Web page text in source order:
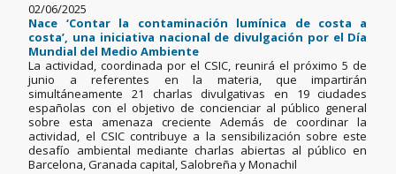
02/06/2025
Nace ‘Contar la contaminación lumínica de costa a
costa’, una iniciativa nacional de divulgación por el Día
Mundial del Medio Ambiente
La actividad, coordinada por el CSIC, reunirá el próximo 5 de
junio a referentes en la materia, que impartirán
simultáneamente 21 charlas divulgativas en 19 ciudades
españolas con el objetivo de concienciar al público general
sobre esta amenaza creciente Además de coordinar la
actividad, el CSIC contribuye a la sensibilización sobre este
desafío ambiental mediante charlas abiertas al público en
Barcelona, Granada capital, Salobreña y Monachil